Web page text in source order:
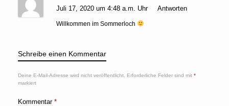
Juli 17, 2020 um 4:48 a.m. Uhr
Antworten
Willkommen im Sommerloch
Schreibe einen Kommentar
Deine E-Mail-Adresse wird nicht veröffentlicht. Erforderliche Felder sind mit *
markiert
Kommentar *